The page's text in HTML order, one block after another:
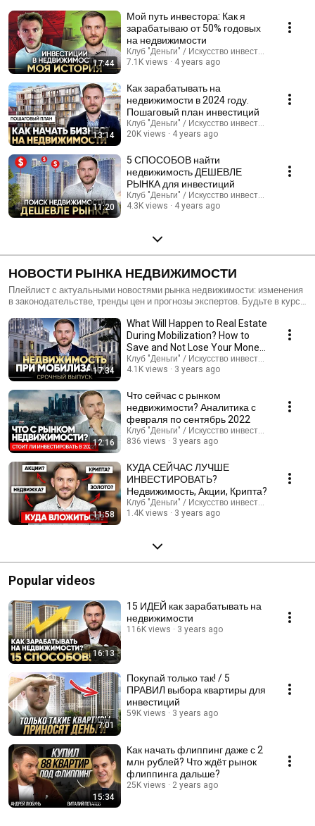
новичков. 🚀📈
17:44
Мой путь инвестора: Как я
зарабатываю от 50% годовых
на недвижимости
Клуб "Деньги" / Искусство инвестиций
7.1K views
4 years ago
13:14
Как зарабатывать на
недвижимости в 2024 году.
Пошаговый план инвестиций
Клуб "Деньги" / Искусство инвестиций
20K views
4 years ago
11:20
5 СПОСОБОВ найти
недвижимость ДЕШЕВЛЕ
РЫНКА для инвестиций
Клуб "Деньги" / Искусство инвестиций
4.3K views
4 years ago
НОВОСТИ РЫНКА НЕДВИЖИМОСТИ
Плейлист с актуальными новостями рынка недвижимости: изменения
в законодательстве, тренды цен и прогнозы экспертов. Будьте в курсе
покупке, продаже или аренде объектов. 🏡📈
17:34
What Will Happen to Real Estate
During Mobilization? How to
Save and Not Lose Your Money
in 2023?
Клуб "Деньги" / Искусство инвестиций
4.1K views
3 years ago
12:16
Что сейчас с рынком
недвижимости? Аналитика с
февраля по сентябрь 2022
Клуб "Деньги" / Искусство инвестиций
836 views
3 years ago
11:58
КУДА СЕЙЧАС ЛУЧШЕ
ИНВЕСТИРОВАТЬ?
Недвижимость, Акции, Крипта?
Клуб "Деньги" / Искусство инвестиций
1.4K views
3 years ago
Popular videos
16:13
15 ИДЕЙ как зарабатывать на
недвижимости
116K views 3 years ago
7:01
Покупай только так! / 5
ПРАВИЛ выбора квартиры для
инвестиций
59K views 3 years ago
15:34
Как начать флиппинг даже с 2
млн рублей? Что ждёт рынок
флиппинга дальше?
25K views 2 years ago